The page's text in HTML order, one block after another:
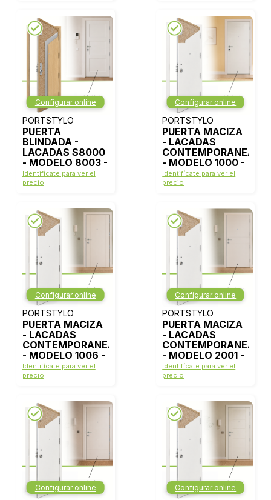
Configurar online
PORTSTYLO
PUERTA
BLINDADA -
LACADAS S8000
- MODELO 8003 -
BLANCO LACA
Identifícate para ver el
precio
Configurar online
PORTSTYLO
PUERTA MACIZA
- LACADAS
CONTEMPORANEAS
- MODELO 1000 -
BLANCO LACA
Identifícate para ver el
precio
Configurar online
PORTSTYLO
PUERTA MACIZA
- LACADAS
CONTEMPORANEAS
- MODELO 1006 -
BLANCO LACA
Identifícate para ver el
precio
Configurar online
PORTSTYLO
PUERTA MACIZA
- LACADAS
CONTEMPORANEAS
- MODELO 2001 -
BLANCO LACA
Identifícate para ver el
precio
Configurar online Configurar online